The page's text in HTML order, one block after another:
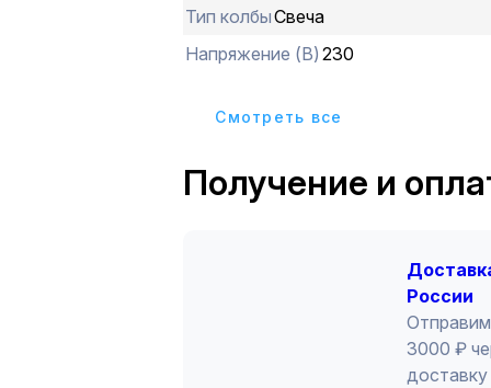
Тип колбыСвеча
Напряжение (В) 230
Cмотреть все
Получение и
России
3000 ₽